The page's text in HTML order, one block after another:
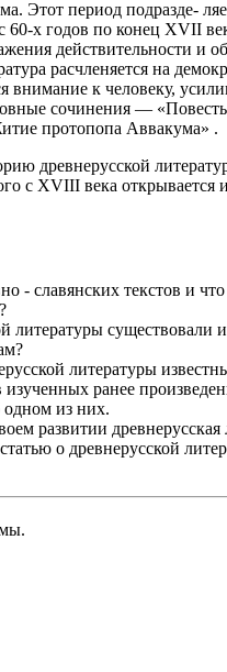
Этот период подразде-
60-х годов по конец XVII
действительности и
расчленяется на
к человеку,
сочинения —
протопопа Аввакума» .
древнерусской
с XVIII века открывается
- славянских текстов и
литературы существовали
литературы
изученных ранее
одном из них.
развитии древнерусская
о древнерусской